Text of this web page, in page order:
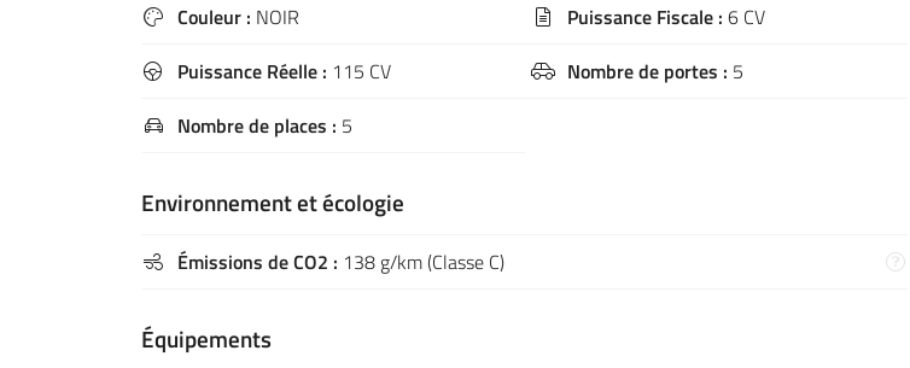
 Couleur : NOIR  Puissance Fiscale : 6 CV
 Puissance Réelle : 115 CV  Nombre de portes : 5
 Nombre de places : 5
Environnement et écologie
 Émissions de CO2 : 138 g/km (Classe C)
Équipements